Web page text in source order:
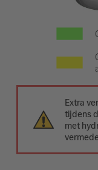
Extra
tijdens
met